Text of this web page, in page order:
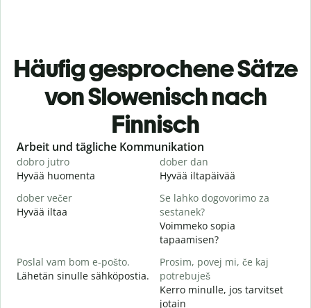
Häufig gesprochene Sätze
von Slowenisch nach
Finnisch
Slide 1 of 6
Arbeit und tägliche Kommunikation
dobro jutro
Hyvää huomenta
dober dan
Hyvää iltapäivää
dober večer
Hyvää iltaa
Se lahko dogovorimo za
sestanek?
Voimmeko sopia
tapaamisen?
Poslal vam bom e-pošto.
Lähetän sinulle sähköpostia.
Prosim, povej mi, če kaj
potrebuješ
Kerro minulle, jos tarvitset
jotain